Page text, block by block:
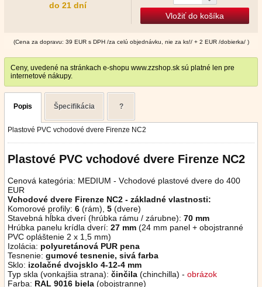
do 21 dní
Vložiť do košíka
(Cena za dopravu: 39 EUR s DPH /za celú objednávku, nie za ks!/ + 2 EUR /dobierka/ )
Ceny, uvedené na stránkach e-shopu www.zzshop.sk sú platné len pre
internetové nákupy.
Popis Špecifikácia ?
Plastové PVC vchodové dvere Firenze NC2
Plastové PVC vchodové dvere Firenze NC2
Cenová kategória: MEDIUM - Vchodové plastové dvere do 400
EUR
Vchodové dvere Firenze NC2 - základné vlastnosti:
Komorové profily: 6 (rám), 5 (dvere)
Stavebná hĺbka dverí (hrúbka rámu / zárubne): 70 mm
Hrúbka panelu krídla dverí: 27 mm (24 mm panel + obojstranné
PVC opláštenie 2 x 1,5 mm)
Izolácia: polyuretánová PUR pena
Tesnenie: gumové tesnenie, sivá farba
Sklo: izolačné dvojsklo 4-12-4 mm
Typ skla (vonkajšia strana): činčila (chinchilla) - obrázok
Farba: RAL 9016 biela (obojstranne)